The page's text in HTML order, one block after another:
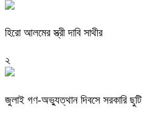
হিরো আলমের স্ত্রী দাবি সাথীর
২
জুলাই গণ-অভ্যুত্থান দিবসে সরকারি ছুটি